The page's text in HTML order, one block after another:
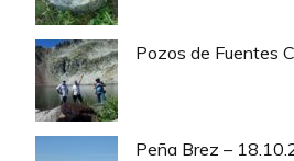
Pozos de Fuentes
Peña Brez –